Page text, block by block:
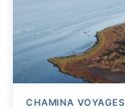
CHAMINA VOYAGES